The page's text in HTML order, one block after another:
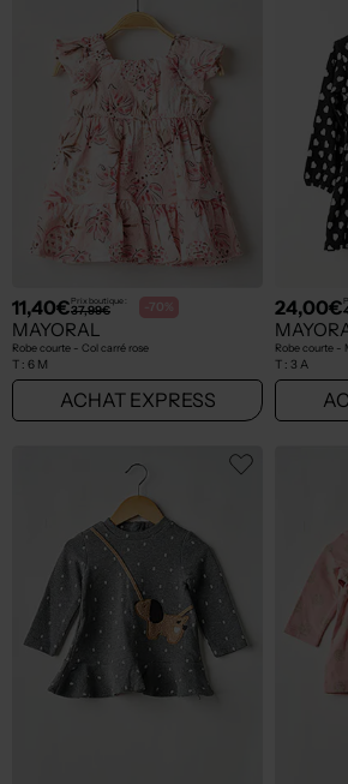
11,40€Prix boutique :
37,99€ -70%
MAYORAL
Robe courte - Col carré rose
T : 6 M
ACHAT EXPRESS
24,00€
Robe courte -
T : 3 A